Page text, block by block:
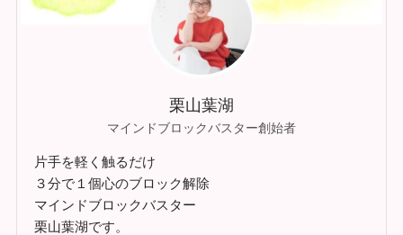
栗山葉湖
マインドブロックバスター創始者
片手を軽く触るだけ
３分で１個心のブロック解除
マインドブロックバスター
栗山葉湖です。